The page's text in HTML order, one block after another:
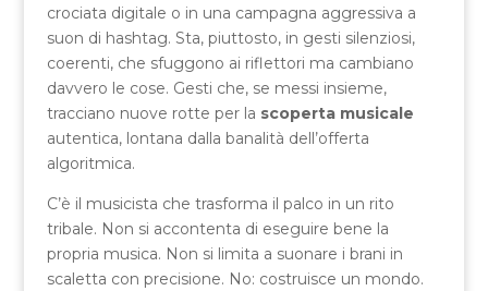
crociata digitale o in una campagna aggressiva a
suon di hashtag. Sta, piuttosto, in gesti silenziosi,
coerenti, che sfuggono ai riflettori ma cambiano
davvero le cose. Gesti che, se messi insieme,
tracciano nuove rotte per la scoperta musicale
autentica, lontana dalla banalità dell’offerta
algoritmica.
C’è il musicista che trasforma il palco in un rito
tribale. Non si accontenta di eseguire bene la
propria musica. Non si limita a suonare i brani in
scaletta con precisione. No: costruisce un mondo.